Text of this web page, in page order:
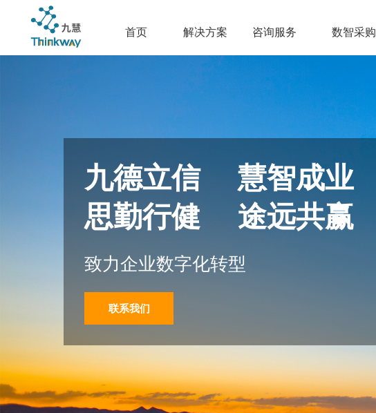
首页 解决方案 咨询服务 数智采购
九德立信 慧智成业
思勤行健 途远共赢
致力企业数字化转型
联系我们